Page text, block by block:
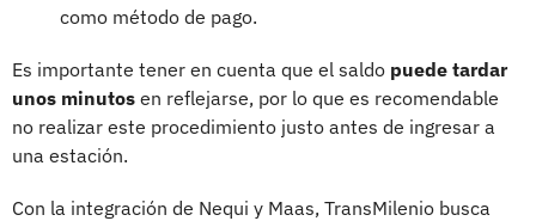
como método de pago.
Es importante tener en cuenta que el saldo puede tardar
unos minutos en reflejarse, por lo que es recomendable
no realizar este procedimiento justo antes de ingresar a
una estación.
Con la integración de Nequi y Maas, TransMilenio busca